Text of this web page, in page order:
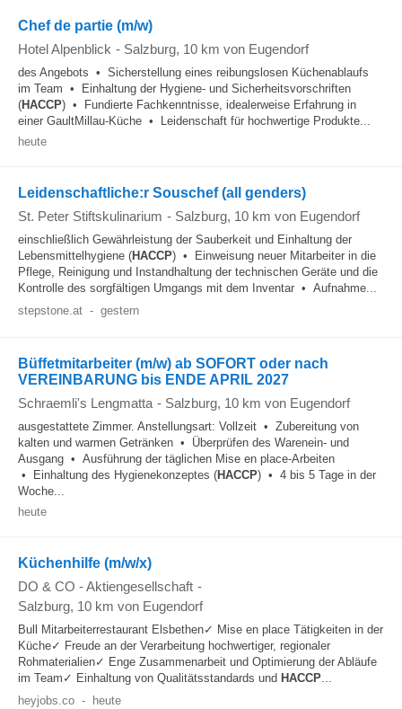
Chef de partie (m/w)
Hotel Alpenblick - Salzburg, 10 km von Eugendorf
des Angebots • Sicherstellung eines reibungslosen Küchenablaufs
im Team • Einhaltung der Hygiene- und Sicherheitsvorschriften
(HACCP) • Fundierte Fachkenntnisse, idealerweise Erfahrung in
einer GaultMillau-Küche • Leidenschaft für hochwertige Produkte...
heute
Leidenschaftliche:r Souschef (all genders)
St. Peter Stiftskulinarium - Salzburg, 10 km von Eugendorf
einschließlich Gewährleistung der Sauberkeit und Einhaltung der
Lebensmittelhygiene (HACCP) • Einweisung neuer Mitarbeiter in die
Pflege, Reinigung und Instandhaltung der technischen Geräte und die
Kontrolle des sorgfältigen Umgangs mit dem Inventar • Aufnahme...
stepstone.at - gestern
Büffetmitarbeiter (m/w) ab SOFORT oder nach
VEREINBARUNG bis ENDE APRIL 2027
Schraemli's Lengmatta - Salzburg, 10 km von Eugendorf
ausgestattete Zimmer. Anstellungsart: Vollzeit • Zubereitung von
kalten und warmen Getränken • Überprüfen des Warenein- und
Ausgang • Ausführung der täglichen Mise en place-Arbeiten
• Einhaltung des Hygienekonzeptes (HACCP) • 4 bis 5 Tage in der
Woche...
heute
Küchenhilfe (m/w/x)
DO & CO - Aktiengesellschaft -
Salzburg, 10 km von Eugendorf
Bull Mitarbeiterrestaurant Elsbethen✓ Mise en place Tätigkeiten in der
Küche✓ Freude an der Verarbeitung hochwertiger, regionaler
Rohmaterialien✓ Enge Zusammenarbeit und Optimierung der Abläufe
im Team✓ Einhaltung von Qualitätsstandards und HACCP...
heyjobs.co - heute